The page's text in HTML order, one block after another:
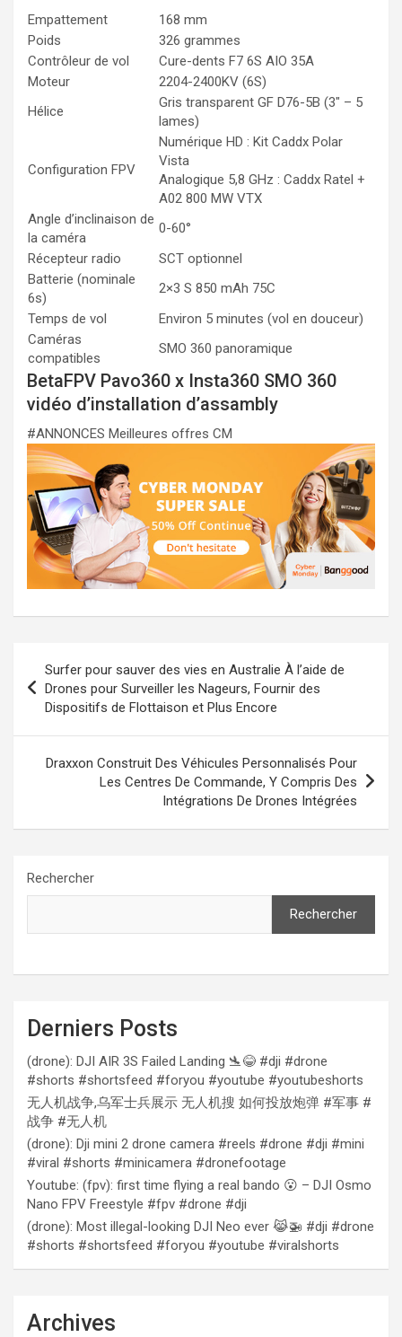
Empattement
168 mm
Poids
326 grammes
Contrôleur de vol
Cure-dents F7 6S AIO 35A
Moteur
2204-2400KV (6S)
Hélice
Gris transparent GF D76-5B (3″ – 5
lames)
Configuration FPV
Numérique HD : Kit Caddx Polar
Vista
Analogique 5,8 GHz : Caddx Ratel +
A02 800 MW VTX
Angle d’inclinaison de
la caméra
0-60°
Récepteur radio
SCT optionnel
Batterie (nominale
6s)
2×3 S 850 mAh 75C
Temps de vol
Environ 5 minutes (vol en douceur)
Caméras
compatibles
SMO 360 panoramique
BetaFPV Pavo360 x Insta360 SMO 360
vidéo d’installation d’assambly
#ANNONCES Meilleures offres CM
de
l’article
Surfer pour sauver des vies en Australie À l’aide de
Drones pour Surveiller les Nageurs, Fournir des
Dispositifs de Flottaison et Plus Encore
Draxxon Construit Des Véhicules Personnalisés Pour
Les Centres De Commande, Y Compris Des
Intégrations De Drones Intégrées
Rechercher
Rechercher
Derniers Posts
(drone): DJI AIR 3S Failed Landing 🛬😂 #dji #drone
#shorts #shortsfeed #foryou #youtube #youtubeshorts
无人机战争,乌军士兵展示 无人机搜 如何投放炮弹 #军事 #
战争 #无人机
(drone): Dji mini 2 drone camera #reels #drone #dji #mini
#viral #shorts #minicamera #dronefootage
Youtube: (fpv): first time flying a real bando 😮 – DJI Osmo
Nano FPV Freestyle #fpv #drone #dji
(drone): Most illegal-looking DJI Neo ever 😹🚁 #dji #drone
#shorts #shortsfeed #foryou #youtube #viralshorts
Archives